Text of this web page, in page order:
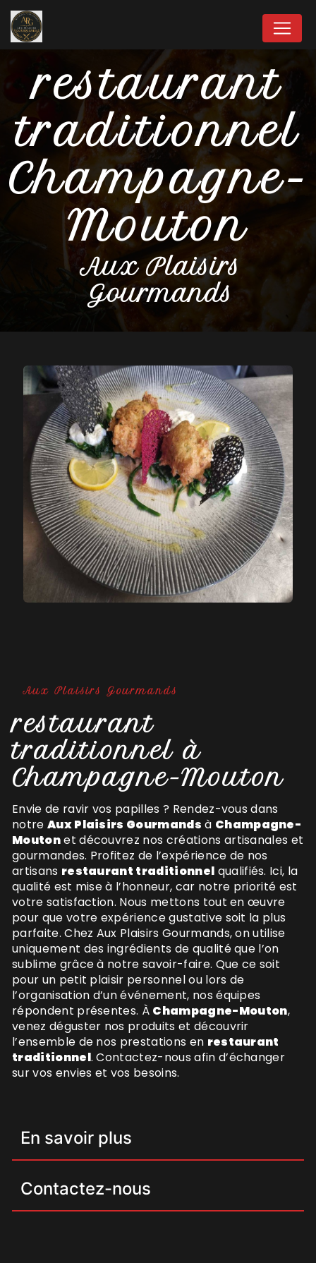
restaurant
traditionnel
Champagne-
Mouton
Aux Plaisirs
Gourmands
Aux Plaisirs Gourmands
restaurant
traditionnel à
Champagne-Mouton
Envie de ravir vos papilles ? Rendez-vous dans
notre Aux Plaisirs Gourmands à Champagne-
Moutonet découvrez nos créations artisanales et
gourmandes. Profitez de l’expérience de nos
artisans restaurant traditionnel qualifiés. Ici, la
qualité est mise à l’honneur, car notre priorité est
votre satisfaction. Nous mettons tout en œuvre
pour que votre expérience gustative soit la plus
parfaite. Chez Aux Plaisirs Gourmands, on utilise
uniquement des ingrédients de qualité que l’on
sublime grâce à notre savoir-faire. Que ce soit
pour un petit plaisir personnel ou lors de
l’organisation d’un événement, nos équipes
répondent présentes. À Champagne-Mouton,
venez déguster nos produits et découvrir
l’ensemble de nos prestations en restaurant
traditionnel. Contactez-nous afin d’échanger
sur vos envies et vos besoins.
En savoir plus
Contactez-nous
Panneau de gestion des cookies